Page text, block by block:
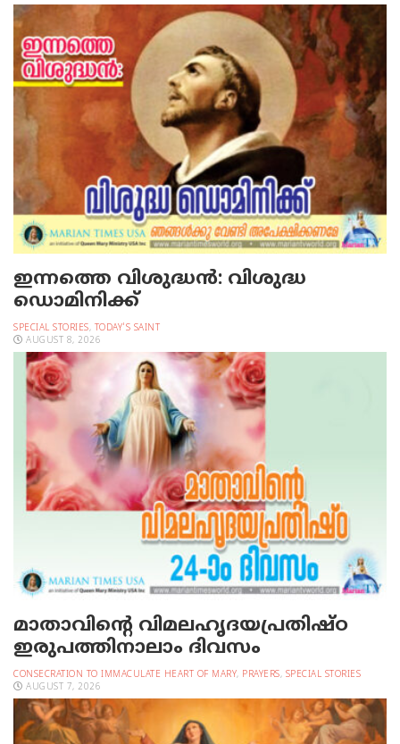
ഇന്നത്തെ വിശുദ്ധന്‍: വിശുദ്ധ
ഡൊമിനിക്ക്
SPECIAL STORIES, TODAY'S SAINT
AUGUST 8, 2026
മാതാവിന്റെ വിമലഹൃദയപ്രതിഷ്ഠ
ഇരുപത്തിനാലാം ദിവസം
CONSECRATION TO IMMACULATE HEART OF MARY, PRAYERS, SPECIAL STORIES
AUGUST 7, 2026